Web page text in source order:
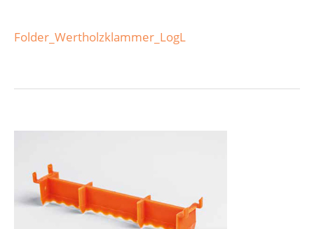
Folder_Wertholzklammer_LogL